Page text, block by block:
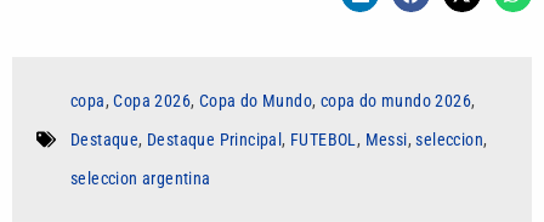
copa,Copa 2026, Copa do Mundo, copa do mundo 2026,
Destaque, Destaque Principal , FUTEBOL , Messi,seleccion,
seleccion argentina